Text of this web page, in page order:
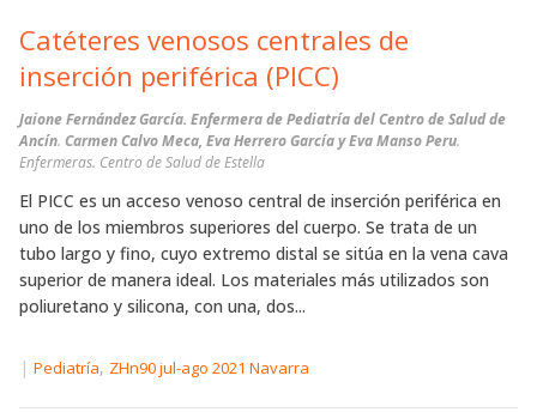
Catéteres venosos centrales de
inserción periférica (PICC)
Jaione Fernández García. Enfermera de Pediatría del Centro de Salud de
Ancín. Carmen Calvo Meca, Eva Herrero García y Eva Manso Peru.
Enfermeras. Centro de Salud de Estella
El PICC es un acceso venoso central de inserción periférica en
uno de los miembros superiores del cuerpo. Se trata de un
tubo largo y fino, cuyo extremo distal se sitúa en la vena cava
superior de manera ideal. Los materiales más utilizados son
poliuretano y silicona, con una, dos...
| Pediatría, ZHn90 jul-ago 2021 Navarra